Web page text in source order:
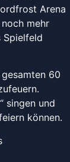
Arena
mehr
Spielfeld
60
singen und
können.